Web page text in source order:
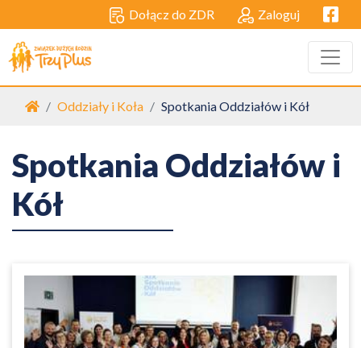
Dołącz do ZDR Zaloguj
Strona główna
Oddziały i Koła Spotkania Oddziałów i Kół
Spotkania Oddziałów i
Kół